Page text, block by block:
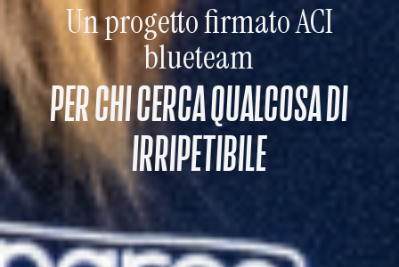
Un progetto firmato ACI
blueteam
PER CHI CERCA QUALCOSA DI
IRRIPETIBILE